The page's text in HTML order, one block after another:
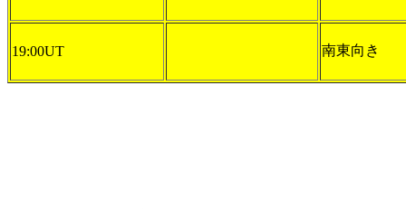
19:00UT 南東向き